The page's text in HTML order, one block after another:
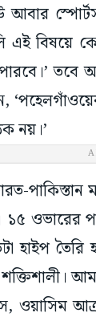
বিষয়ে
তবে
নয়।’
পাকিস্তান
ওভারের
হাইপ তৈরি